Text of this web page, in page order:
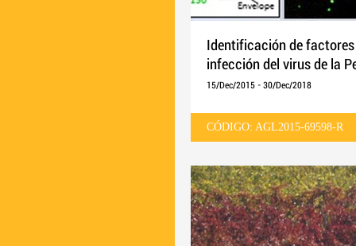
Identificación de
infección del virus de la
15/Dec/2015 - 30/Dec/2018
CÓDIGO: AGL2015-69598-R